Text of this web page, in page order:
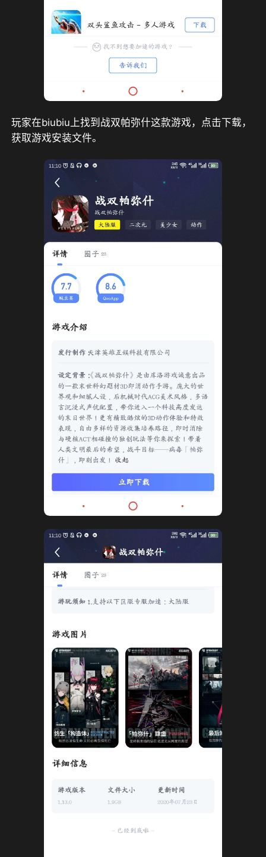
玩家在biubiu上找到战双帕弥什这款游戏，点击下载，
获取游戏安装文件。